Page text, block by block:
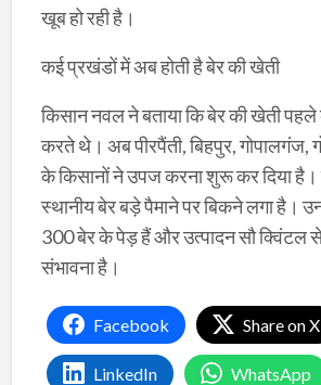
खूब हो रही है।
कई प्रखंडों में अब होती है बेर की खेती
किसान नवल ने बताया कि बेर की खेती पहले
करते थे। अब पीरपैंती, बिहपुर, गोपालगंज,
के किसानों ने उपज करना शुरू कर दिया है।
स्थानीय बेर बड़े पैमाने पर बिकने लगा है।
300 बेर के पेड़ हैं और उत्पादन सौ क्विंटल
संभावना है।
Facebook Share on X
LinkedIn WhatsApp